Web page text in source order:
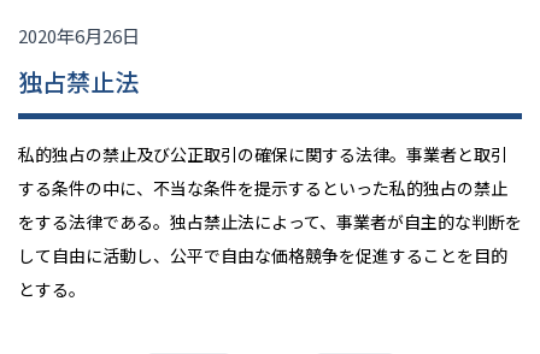
2020年6月26日
独占禁止法
私的独占の禁止及び公正取引の確保に関する法律。事業者と取引
する条件の中に、不当な条件を提示するといった私的独占の禁止
をする法律である。独占禁止法によって、事業者が自主的な判断を
して自由に活動し、公平で自由な価格競争を促進することを目的
とする。